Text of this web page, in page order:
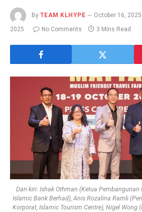
By TEAM KLHYPE October 16, 2025
2025
No Comments 3 Mins Read
Dari kiri: Ishak Othman (Ketua Pembangunan
Islamic Bank Berhad), Anis Rozalina Ramli
Korporat, Islamic Tourism Centre), Nigel Wong